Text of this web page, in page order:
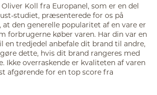
Koll fra Europanel, som er en del
studiet, præsenterede for os på
at den generelle popularitet af en vare er
forbrugerne køber varen. Har din var en
en tredjedel anbefale dit brand til andre,
dette, hvis dit brand rangeres med
Ikke overraskende er kvaliteten af varen
afgørende for en top score fra